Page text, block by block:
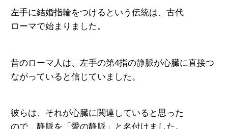
左手に結婚指輪をつけるという伝統は、古代
ローマで始まりました。
昔のローマ人は、左手の第4指の静脈が心臓に直接つ
ながっていると信じていました。
彼らは、それが心臓に関連していると思った
ので、静脈を「愛の静脈」と名付けました。